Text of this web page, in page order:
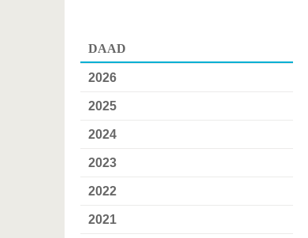
DAAD
2026
2025
2024
2023
2022
2021